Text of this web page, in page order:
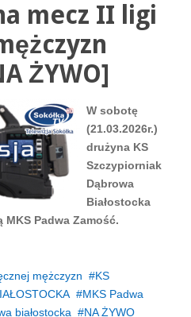
mecz II ligi
ŻYWO]
W sobotę
(21.03.2026r.)
drużyna KS
Szczypiorniak
Dąbrowa
Białostocka
Padwa Zamość.
mężczyzn
KS
MKS Padwa
białostocka
NA ŻYWO